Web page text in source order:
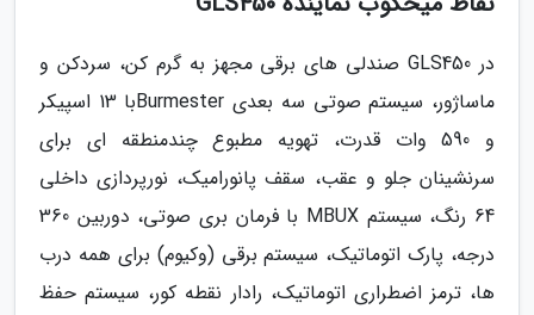
در GLS450 صندلی های برقی مجهز به گرم کن، سردکن و
ماساژور، سیستم صوتی سه بعدی Burmesterبا 13 اسپیکر
و 590 وات قدرت، تهویه مطبوع چندمنطقه ای برای
سرنشینان جلو و عقب، سقف پانورامیک، نورپردازی داخلی
64 رنگ، سیستم MBUX با فرمان بری صوتی، دوربین 360
درجه، پارک اتوماتیک، سیستم برقی (وکیوم) برای همه درب
ها، ترمز اضطراری اتوماتیک، رادار نقطه کور، سیستم حفظ